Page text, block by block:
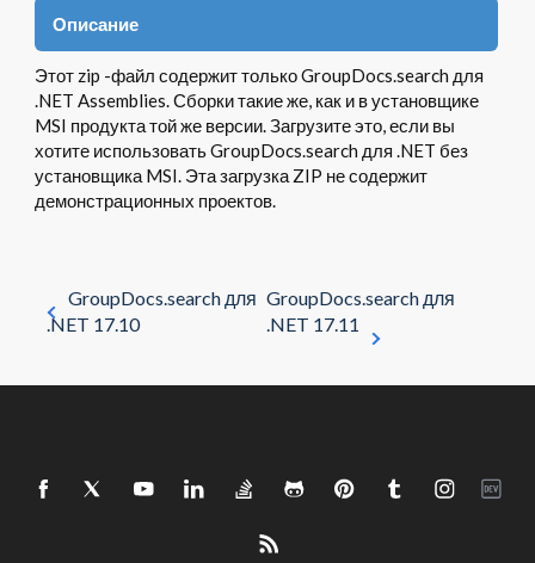
Описание
Этот zip -файл содержит только GroupDocs.search для
.NET Assemblies. Сборки такие же, как и в установщике
MSI продукта той же версии. Загрузите это, если вы
хотите использовать GroupDocs.search для .NET без
установщика MSI. Эта загрузка ZIP не содержит
демонстрационных проектов.
GroupDocs.search для
.NET 17.10
GroupDocs.search для
.NET 17.11